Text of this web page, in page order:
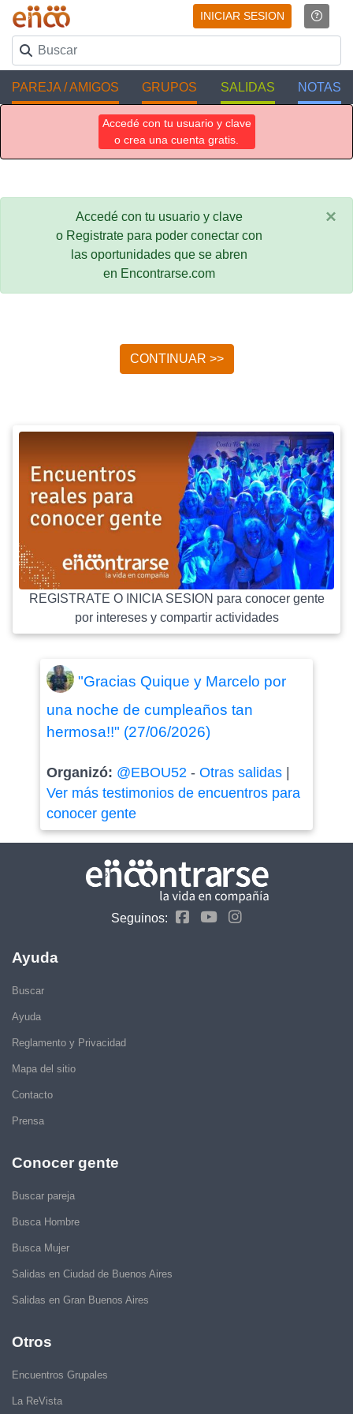
INICIAR SESION
PAREJA / AMIGOS GRUPOS SALIDAS NOTAS
Accedé con tu usuario y clave
o crea una cuenta gratis.
Accedé con tu usuario y clave
o Registrate para poder conectar con
las oportunidades que se abren
en Encontrarse.com
×
CONTINUAR >>
REGISTRATE O INICIA SESION para conocer gente
por intereses y compartir actividades
"Gracias Quique y Marcelo por
una noche de cumpleaños tan
hermosa!!" (27/06/2026)
Organizó: @EBOU52- Otras salidas|
Ver más testimonios de encuentros para
conocer gente
Seguinos:
Ayuda
Buscar
Ayuda
Reglamento y Privacidad
Mapa del sitio
Contacto
Prensa
Conocer gente
Buscar pareja
Busca Hombre
Busca Mujer
Salidas en Ciudad de Buenos Aires
Salidas en Gran Buenos Aires
Otros
Encuentros Grupales
La ReVista